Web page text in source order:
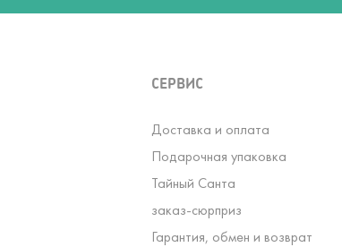
СЕРВИС
Доставка и оплата
Подарочная упаковка
Тайный Санта
заказ-сюрприз
Гарантия, обмен и возврат